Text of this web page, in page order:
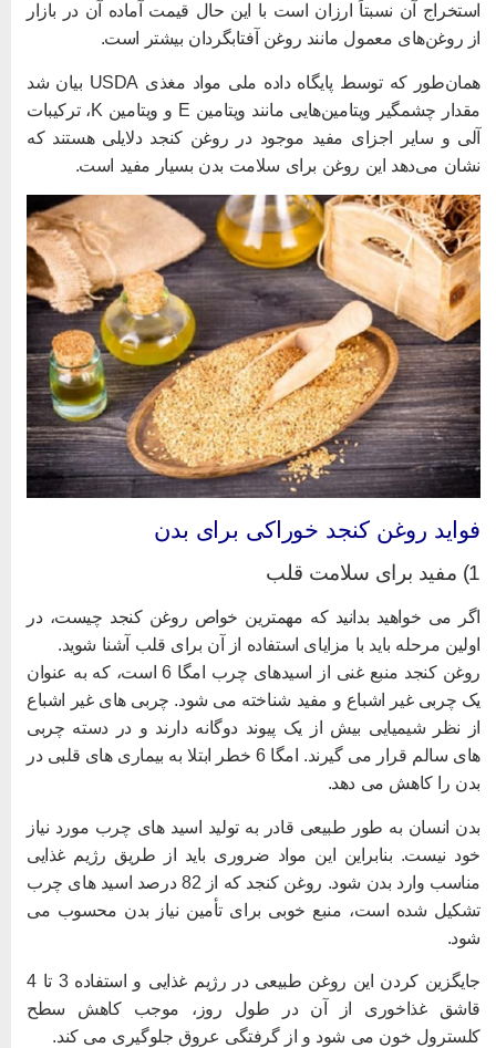
آن نسبتاً ارزان است با این حال قیمت آماده آن در بازار
روغن‌های معمول مانند روغن آفتابگردان بیشتر است.
همان‌طور که توسط پایگاه داده ملی مواد مغذی USDA بیان شد
مقدار چشمگیر ویتامین‌هایی مانند ویتامین E و ویتامین K، ترکیبات
و سایر اجزای مفید موجود در روغن کنجد دلایلی هستند که
می‌دهد این روغن برای سلامت بدن بسیار مفید است.
روغن کنجد خوراکی برای بدن
می خواهید بدانید که مهمترین خواص روغن کنجد چیست، در
مرحله باید با مزایای استفاده از آن برای قلب آشنا شوید.
روغن کنجد منبع غنی از اسیدهای چرب امگا 6 است، که به عنوان
چربی غیر اشباع و مفید شناخته می شود. چربی های غیر اشباع
نظر شیمیایی بیش از یک پیوند دوگانه دارند و در دسته چربی
های سالم قرار می گیرند. امگا 6 خطر ابتلا به بیماری های قلبی در
را کاهش می دهد.
انسان به طور طبیعی قادر به تولید اسید های چرب مورد نیاز
نیست. بنابراین این مواد ضروری باید از طریق رژیم غذایی
مناسب وارد بدن شود. روغن کنجد که از 82 درصد اسید های چرب
شده است، منبع خوبی برای تأمین نیاز بدن محسوب می
جایگزین کردن این روغن طبیعی در رژیم غذایی و استفاده 3 تا 4
غذاخوری از آن در طول روز، موجب کاهش سطح
خون می شود و از گرفتگی عروق جلوگیری می کند.